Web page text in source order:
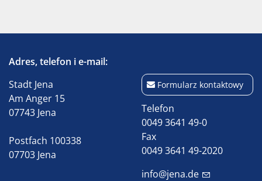
Adres, telefon i e-mail:
Stadt Jena
Am Anger 15
07743 Jena
Postfach 100338
07703 Jena
Formularz kontaktowy
Telefon
0049 3641 49-0
Fax
0049 3641 49-2020
info@jena.de